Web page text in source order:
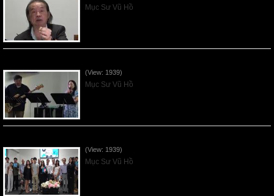
Mục Sư Vũ Hồ
(View: 1939)
Mục Sư Vũ Hồ
(View: 1939)
Mục Sư Vũ Hồ